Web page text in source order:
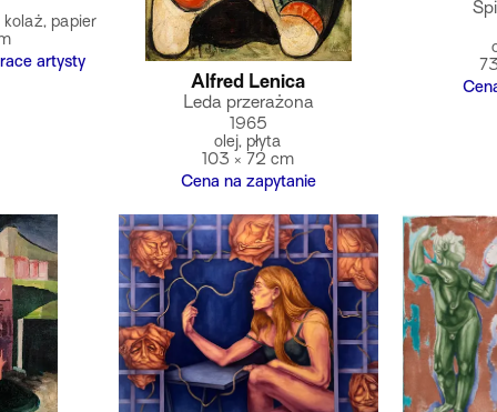
papier
artysty
Alfred Lenica
Leda przerażona
1965
olej, płyta
103 × 72 cm
Cena na zapytanie